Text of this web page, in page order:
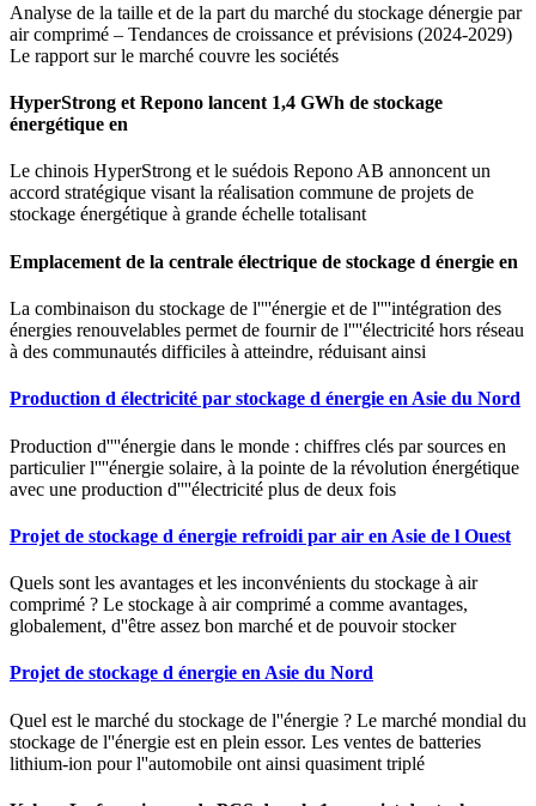
Analyse de la taille et de la part du marché du stockage dénergie par
air comprimé – Tendances de croissance et prévisions (2024-2029)
Le rapport sur le marché couvre les sociétés
HyperStrong et Repono lancent 1,4 GWh de stockage
énergétique en
Le chinois HyperStrong et le suédois Repono AB annoncent un
accord stratégique visant la réalisation commune de projets de
stockage énergétique à grande échelle totalisant
Emplacement de la centrale électrique de stockage d énergie en
La combinaison du stockage de l''''énergie et de l''''intégration des
énergies renouvelables permet de fournir de l''''électricité hors réseau
à des communautés difficiles à atteindre, réduisant ainsi
Production d électricité par stockage d énergie en Asie du Nord
Production d''''énergie dans le monde : chiffres clés par sources en
particulier l''''énergie solaire, à la pointe de la révolution énergétique
avec une production d''''électricité plus de deux fois
Projet de stockage d énergie refroidi par air en Asie de l Ouest
Quels sont les avantages et les inconvénients du stockage à air
comprimé ? Le stockage à air comprimé a comme avantages,
globalement, d''être assez bon marché et de pouvoir stocker
Projet de stockage d énergie en Asie du Nord
Quel est le marché du stockage de l''énergie ? Le marché mondial du
stockage de l''énergie est en plein essor. Les ventes de batteries
lithium-ion pour l''automobile ont ainsi quasiment triplé